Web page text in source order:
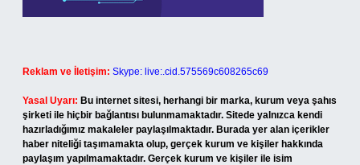
Reklam ve İletişim: Skype: live:.cid.575569c608265c69
Yasal Uyarı: Bu internet sitesi, herhangi bir marka, kurum veya şahıs
şirketi ile hiçbir bağlantısı bulunmamaktadır. Sitede yalnızca kendi
hazırladığımız makaleler paylaşılmaktadır. Burada yer alan içerikler
haber niteliği taşımamakta olup, gerçek kurum ve kişiler hakkında
paylaşım yapılmamaktadır. Gerçek kurum ve kişiler ile isim